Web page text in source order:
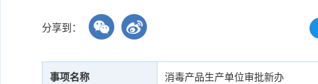
分享到：
事项名称 消毒产品生产单位审批新办